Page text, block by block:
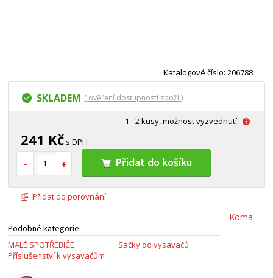
Katalogové číslo: 206788
SKLADEM ( ověření dostupnosti zboží )
1 - 2 kusy, možnost vyzvednutí:
241 Kč s DPH
Přidat do košíku
Přidat do porovnání
Podobné kategorie
MALÉ SPOTŘEBIČE
Příslušenství k vysavačům
Sáčky do vysavačů
Koma